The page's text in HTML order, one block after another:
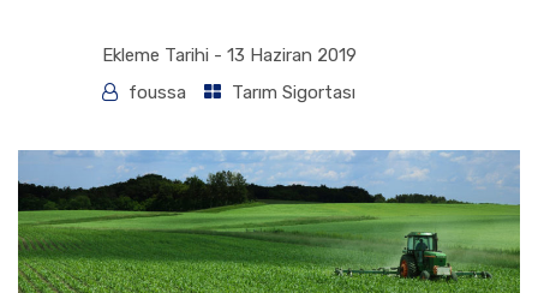
Ekleme Tarihi - 13 Haziran 2019
foussa
Tarım Sigortası